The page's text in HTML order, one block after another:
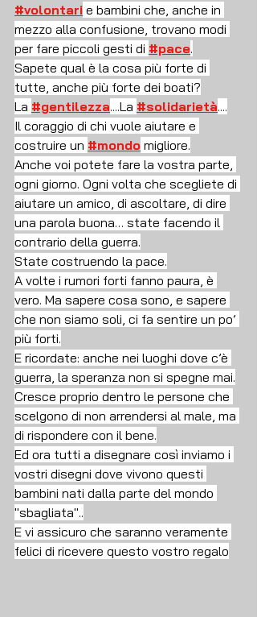
#volontari e bambini che, anche in
mezzo alla confusione, trovano modi
per fare piccoli gesti di #pace.
Sapete qual è la cosa più forte di
tutte, anche più forte dei boati?
La #gentilezza....La #solidarietà....
Il coraggio di chi vuole aiutare e
costruire un #mondo migliore.
Anche voi potete fare la vostra parte,
ogni giorno. Ogni volta che scegliete di
aiutare un amico, di ascoltare, di dire
una parola buona… state facendo il
contrario della guerra.
State costruendo la pace.
A volte i rumori forti fanno paura, è
vero. Ma sapere cosa sono, e sapere
che non siamo soli, ci fa sentire un po’
più forti.
E ricordate: anche nei luoghi dove c’è
guerra, la speranza non si spegne mai.
Cresce proprio dentro le persone che
scelgono di non arrendersi al male, ma
di rispondere con il bene.
Ed ora tutti a disegnare così inviamo i
vostri disegni dove vivono questi
bambini nati dalla parte del mondo
"sbagliata"..
E vi assicuro che saranno veramente
felici di ricevere questo vostro regalo